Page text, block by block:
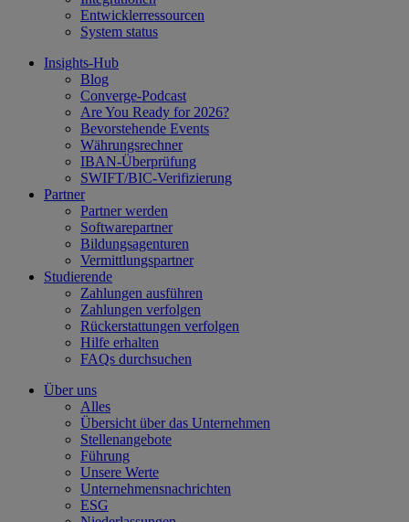
Entwicklerressourcen
System status
Insights-Hub
Blog
Converge-Podcast
Are You Ready for 2026?
Bevorstehende Events
Währungsrechner
IBAN-Überprüfung
SWIFT/BIC-Verifizierung
Partner
Partner werden
Softwarepartner
Bildungsagenturen
Vermittlungspartner
Studierende
Zahlungen ausführen
Zahlungen verfolgen
Rückerstattungen verfolgen
Hilfe erhalten
FAQs durchsuchen
Über uns
Alles
Übersicht über das Unternehmen
Stellenangebote
Führung
Unsere Werte
Unternehmensnachrichten
ESG